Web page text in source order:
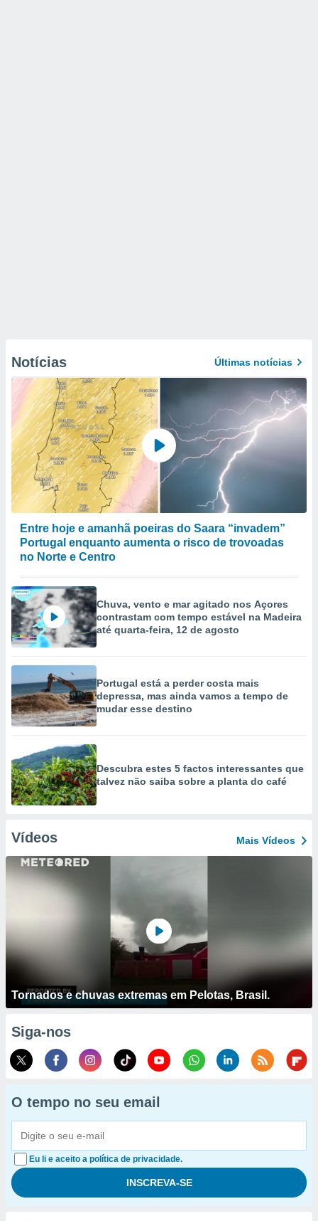
Notícias Últimas notícias
Entre hoje e amanhã poeiras do Saara “invadem”
Portugal enquanto aumenta o risco de trovoadas
no Norte e Centro
Chuva, vento e mar agitado nos Açores
contrastam com tempo estável na Madeira
até quarta-feira, 12 de agosto
Portugal está a perder costa mais
depressa, mas ainda vamos a tempo de
mudar esse destino
Descubra estes 5 factos interessantes que
talvez não saiba sobre a planta do café
Vídeos Mais Vídeos
Tornados e chuvas extremas em Pelotas, Brasil.
Siga-nos
O tempo no seu email
Eu li e aceito a política de privacidade.